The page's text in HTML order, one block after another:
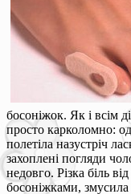
босоніжок. Як і всім
просто карколомно:
полетіла назустріч
захоплені погляди
недовго. Різка біль
босоніжками,